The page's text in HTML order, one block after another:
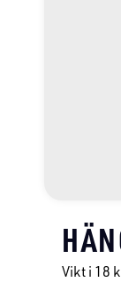
Vikt i 18